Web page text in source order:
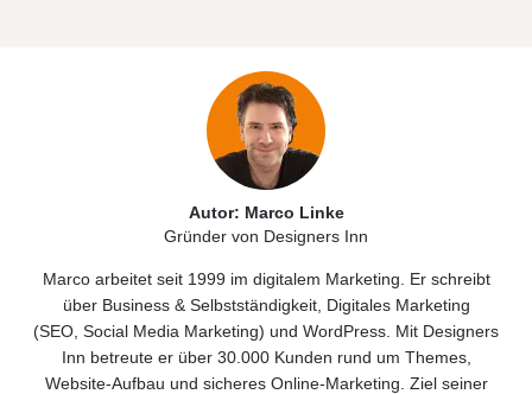
Autor: Marco Linke
Gründer von Designers Inn
Marco arbeitet seit 1999 im digitalem Marketing. Er schreibt
über Business & Selbstständigkeit, Digitales Marketing
(SEO Social Media Marketing) und WordPress . Mit Designers
Inn betreute er über 30.000 Kunden rund um Themes,
Website‑Aufbau und sicheres Online‑Marketing. Ziel seiner